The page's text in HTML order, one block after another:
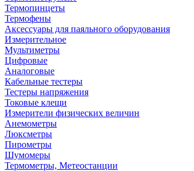
Термопинцеты
Термофены
Аксессуары для паяльного оборудования
Измерительное
Мультиметры
Цифровые
Аналоговые
Кабельные тестеры
Тестеры напряжения
Токовые клещи
Измерители физических величин
Анемометры
Люксметры
Пирометры
Шумомеры
Термометры, Метеостанции